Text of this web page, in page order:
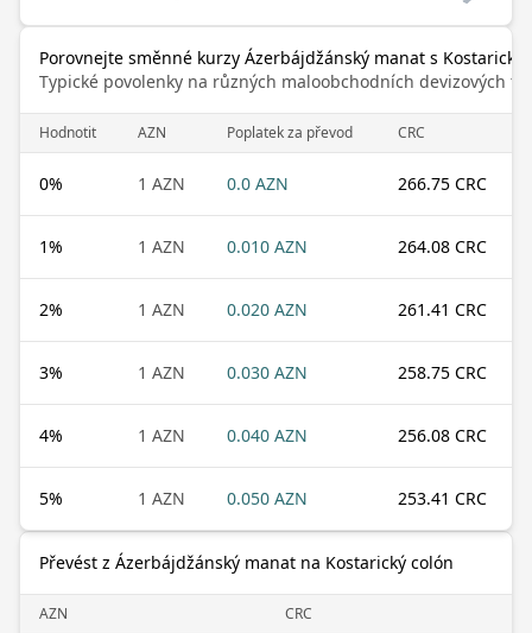
Porovnejte směnné kurzy Ázerbájdžánský manat s Kostarický
Typické povolenky na různých maloobchodních devizových
Hodnotit AZN Poplatek za převod CRC
0% 1 AZN 0.0 AZN 266.75 CRC
1% 1 AZN 0.010 AZN 264.08 CRC
2% 1 AZN 0.020 AZN 261.41 CRC
3% 1 AZN 0.030 AZN 258.75 CRC
4% 1 AZN 0.040 AZN 256.08 CRC
5% 1 AZN 0.050 AZN 253.41 CRC
Převést z Ázerbájdžánský manat na Kostarický colón
AZN CRC